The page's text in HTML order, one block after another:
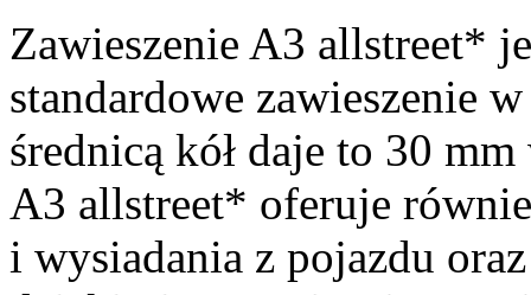
Zawieszenie A3 allstreet*
standardowe zawieszenie
średnicą kół daje to 30
A3 allstreet* oferuje
i wysiadania z pojazdu